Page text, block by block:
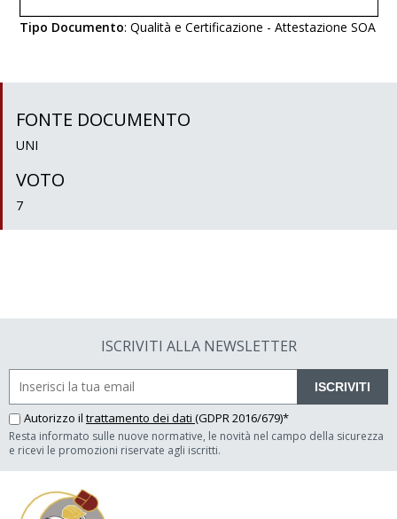
Tipo Documento:Qualità e Certificazione - Attestazione SOA
FONTE DOCUMENTO
UNI
VOTO
7
ISCRIVITI ALLA NEWSLETTER
ISCRIVITI
Autorizzo il trattamento dei dati (GDPR 2016/679)*
Resta informato sulle nuove normative, le novità nel campo della sicurezza
e ricevi le promozioni riservate agli iscritti.